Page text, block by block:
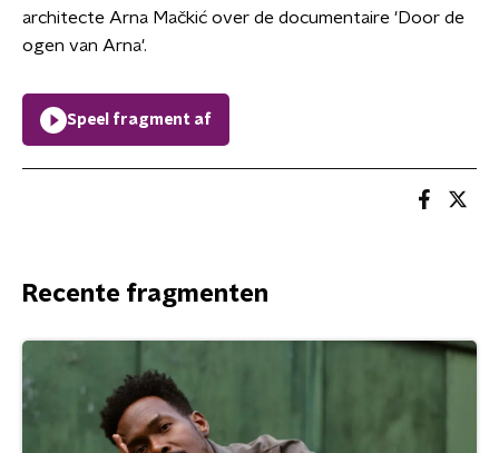
architecte Arna Mačkić over de documentaire 'Door de
ogen van Arna'.
Speel fragment af
Recente fragmenten